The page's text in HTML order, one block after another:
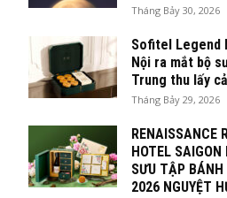
Tháng Bảy 30, 2026
Sofitel Legend
Nội ra mắt bộ
Trung thu lấy
Tháng Bảy 29, 2026
RENAISSANCE
HOTEL
SƯU TẬP
2026 NGUYỆT